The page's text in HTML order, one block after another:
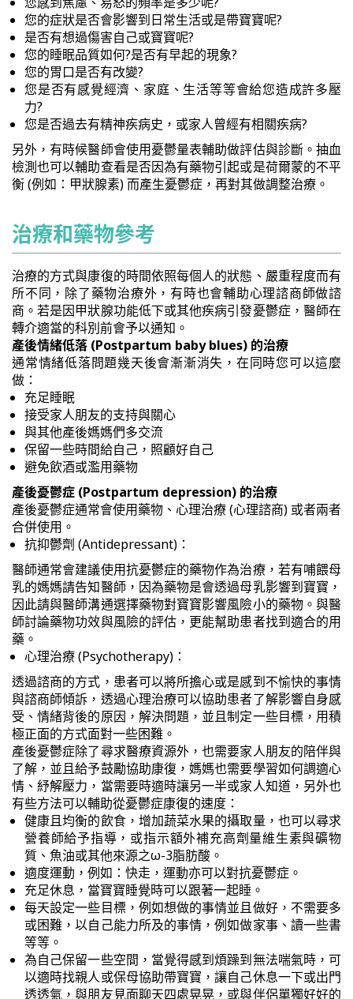
您的症狀是否會影響到日常生活或是帶寶寶呢?
是否有想過傷害自己或寶寶呢?
您的睡眠品質如何?是否有早起的現象?
您的胃口是否有改變?
您是否有感覺經濟、家庭、生活等等會給您造成許多壓
力?
您是否過去有精神疾病史，或家人曾經有相關疾病?
另外，有時候醫師會使用憂鬱量表輔助做評估與診斷。抽血
檢測也可以輔助查看是否因為有藥物引起或是荷爾蒙的不平
衡 (例如：甲狀腺素) 而產生憂鬱症，再對其做調整治療。
治療和藥物參考
治療的方式與康復的時間依照每個人的狀態、嚴重程度而有
所不同，除了藥物治療外，有時也會輔助心理諮商師做諮
商。若是因甲狀腺功能低下或其他疾病引發憂鬱症，醫師在
轉介適當的科別前會予以通知。
產後情緒低落 (Postpartum baby blues) 的治療
通常情緒低落問題幾天後會漸漸消失，在同時您可以這麼
做：
充足睡眠
接受家人朋友的支持與關心
與其他產後媽媽們多交流
保留一些時間給自己，照顧好自己
避免飲酒或濫用藥物
產後憂鬱症 (Postpartum depression) 的治療
產後憂鬱症通常會使用藥物、心理治療 (心理諮商) 或者兩者
合併使用。
抗抑鬱劑 (Antidepressant)：
醫師通常會建議使用抗憂鬱症的藥物作為治療，若有哺餵母
乳的媽媽請告知醫師，因為藥物是會透過母乳影響到寶寶，
因此請與醫師溝通選擇藥物對寶寶影響風險小的藥物。與醫
師討論藥物功效與風險的評估，更能幫助患者找到適合的用
藥。
心理治療 (Psychotherapy)：
透過諮商的方式，患者可以將所擔心或是感到不愉快的事情
與諮商師傾訴，透過心理治療可以協助患者了解影響自身感
受、情緒背後的原因，解決問題，並且制定一些目標，用積
極正面的方式面對一些困難。
產後憂鬱症除了尋求醫療資源外，也需要家人朋友的陪伴與
了解，並且給予鼓勵協助康復，媽媽也需要學習如何調適心
情、紓解壓力，當需要時適時讓另一半或家人知道，另外也
有些方法可以輔助從憂鬱症康復的速度：
健康且均衡的飲食，增加蔬菜水果的攝取量，也可以尋求
營養師給予指導，或指示額外補充高劑量維生素與礦物
質、魚油或其他來源之ω-3脂肪酸。
適度運動，例如：快走，運動亦可以對抗憂鬱症。
充足休息，當寶寶睡覺時可以跟著一起睡。
每天設定一些目標，例如想做的事情並且做好，不需要多
或困難，以自己能力所及的事情，例如做家事、讀一些書
等等。
為自己保留一些空間，當覺得感到煩躁到無法喘氣時，可
以適時找親人或保母協助帶寶寶，讓自己休息一下或出門
透透氣，與朋友見面聊天四處晃晃，或與伴侶單獨好好的